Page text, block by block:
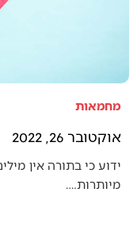
מחמאות
אוקטובר 26, 2022
ידוע כי בתורה אין
מיותרות.…